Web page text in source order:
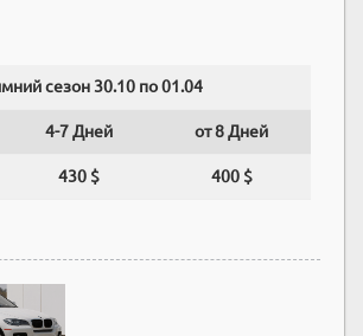
сезон 30.10 по 01.04
4-7 Дней от 8 Дней
430 $ 400 $